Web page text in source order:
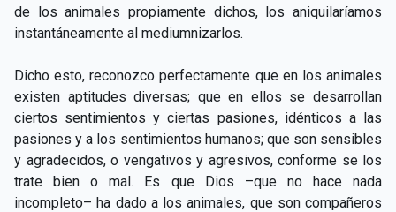
de los animales propiamente dichos, los aniquilaríamos
instantáneamente al mediumnizarlos.
Dicho esto, reconozco perfectamente que en los animales
existen aptitudes diversas; que en ellos se desarrollan
ciertos sentimientos y ciertas pasiones, idénticos a las
pasiones y a los sentimientos humanos; que son sensibles
y agradecidos, o vengativos y agresivos, conforme se los
trate bien o mal. Es que Dios –que no hace nada
incompleto– ha dado a los animales, que son compañeros